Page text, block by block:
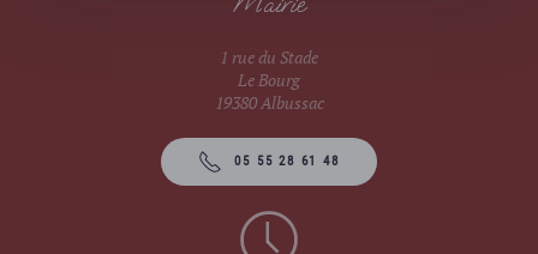
1 rue du Stade
Le Bourg
19380 Albussac
05 55 28 61 48